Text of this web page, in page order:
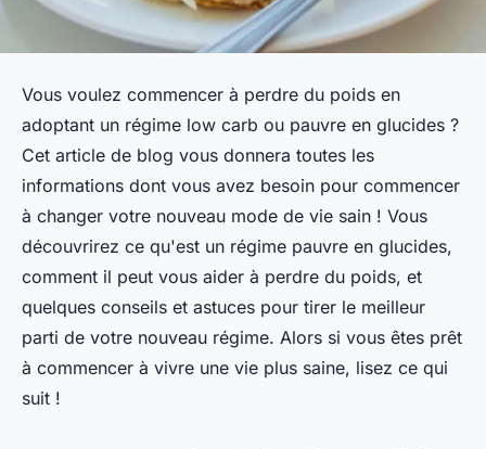
Vous voulez commencer à perdre du poids en
adoptant un régime low carb ou pauvre en glucides ?
Cet article de blog vous donnera toutes les
informations dont vous avez besoin pour commencer
à changer votre nouveau mode de vie sain ! Vous
découvrirez ce qu'est un régime pauvre en glucides,
comment il peut vous aider à perdre du poids, et
quelques conseils et astuces pour tirer le meilleur
parti de votre nouveau régime. Alors si vous êtes prêt
à commencer à vivre une vie plus saine, lisez ce qui
suit !